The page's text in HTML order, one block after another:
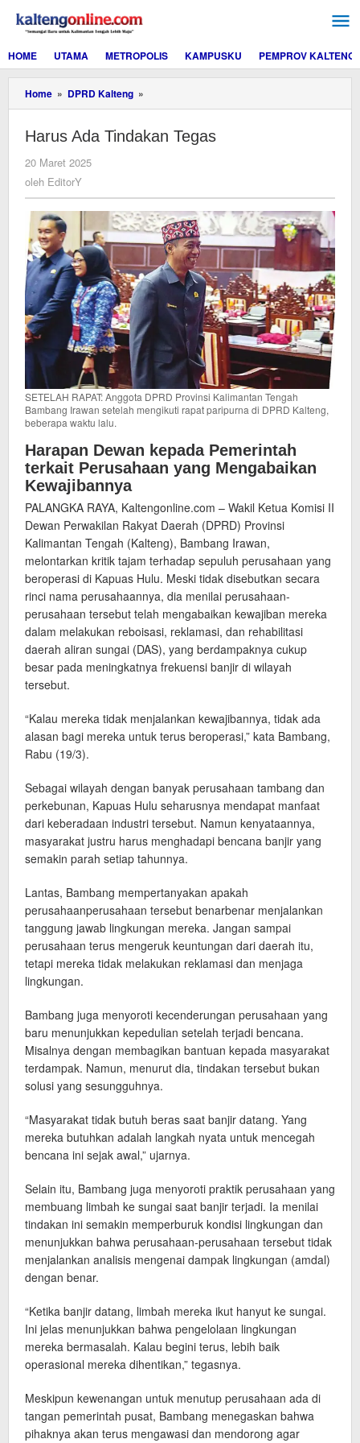
konten
HOME
UTAMA METROPOLIS KAMPUSKU PEMPROV KALTENG
Home » DPRD Kalteng »
Ada
Tegas
Harus Ada Tindakan Tegas
20 Maret 2025
oleh EditorY
SETELAH RAPAT: Anggota DPRD Provinsi Kalimantan Tengah
Bambang Irawan setelah mengikuti rapat paripurna di DPRD Kalteng,
beberapa waktu lalu.
Harapan Dewan kepada Pemerintah
terkait Perusahaan yang Mengabaikan
Kewajibannya
PALANGKA RAYA, Kaltengonline.com – Wakil Ketua Komisi II
Dewan Perwakilan Rakyat Daerah (DPRD) Provinsi
Kalimantan Tengah (Kalteng), Bambang Irawan,
melontarkan kritik tajam terhadap sepuluh perusahaan yang
beroperasi di Kapuas Hulu. Meski tidak disebutkan secara
rinci nama perusahaannya, dia menilai perusahaan-
perusahaan tersebut telah mengabaikan kewajiban mereka
dalam melakukan reboisasi, reklamasi, dan rehabilitasi
daerah aliran sungai (DAS), yang berdampaknya cukup
besar pada meningkatnya frekuensi banjir di wilayah
tersebut.
“Kalau mereka tidak menjalankan kewajibannya, tidak ada
alasan bagi mereka untuk terus beroperasi,” kata Bambang,
Rabu (19/3).
Sebagai wilayah dengan banyak perusahaan tambang dan
perkebunan, Kapuas Hulu seharusnya mendapat manfaat
dari keberadaan industri tersebut. Namun kenyataannya,
masyarakat justru harus menghadapi bencana banjir yang
semakin parah setiap tahunnya.
Lantas, Bambang mempertanyakan apakah
perusahaanperusahaan tersebut benarbenar menjalankan
tanggung jawab lingkungan mereka. Jangan sampai
perusahaan terus mengeruk keuntungan dari daerah itu,
tetapi mereka tidak melakukan reklamasi dan menjaga
lingkungan.
Bambang juga menyoroti kecenderungan perusahaan yang
baru menunjukkan kepedulian setelah terjadi bencana.
Misalnya dengan membagikan bantuan kepada masyarakat
terdampak. Namun, menurut dia, tindakan tersebut bukan
solusi yang sesungguhnya.
“Masyarakat tidak butuh beras saat banjir datang. Yang
mereka butuhkan adalah langkah nyata untuk mencegah
bencana ini sejak awal,” ujarnya.
Selain itu, Bambang juga menyoroti praktik perusahaan yang
membuang limbah ke sungai saat banjir terjadi. Ia menilai
tindakan ini semakin memperburuk kondisi lingkungan dan
menunjukkan bahwa perusahaan-perusahaan tersebut tidak
menjalankan analisis mengenai dampak lingkungan (amdal)
dengan benar.
“Ketika banjir datang, limbah mereka ikut hanyut ke sungai.
Ini jelas menunjukkan bahwa pengelolaan lingkungan
mereka bermasalah. Kalau begini terus, lebih baik
operasional mereka dihentikan,” tegasnya.
Meskipun kewenangan untuk menutup perusahaan ada di
tangan pemerintah pusat, Bambang menegaskan bahwa
pihaknya akan terus mengawasi dan mendorong agar